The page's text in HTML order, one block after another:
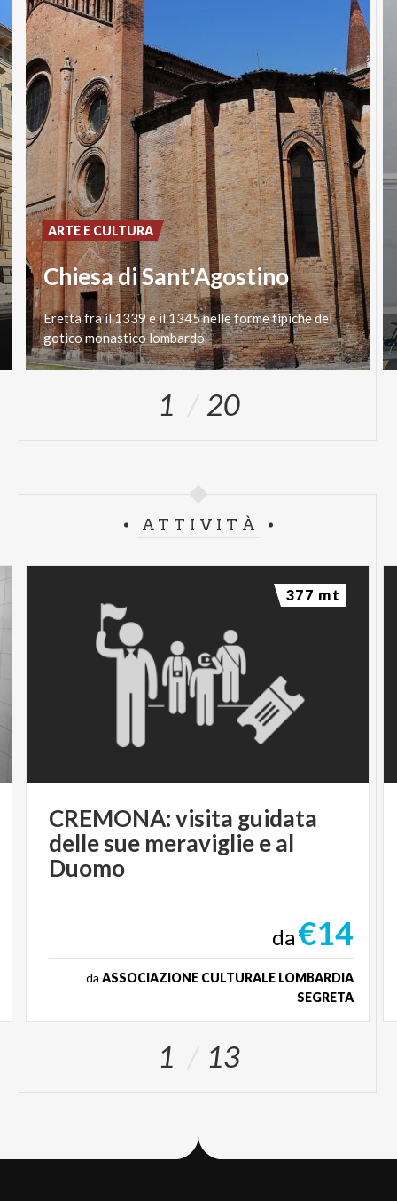
Chiesa di Sant'Agostino
Erettafrail1339eil1345nelleformetipichedel
goticomonasticolombardo.
ARTE E CULTURA
1 20
ATTIVITÀ
CREMONA: visita guidata
delle sue meraviglie e al
Duomo
da€14
da ASSOCIAZIONE CULTURALE LOMBARDIA
SEGRETA
377 mt
1 13